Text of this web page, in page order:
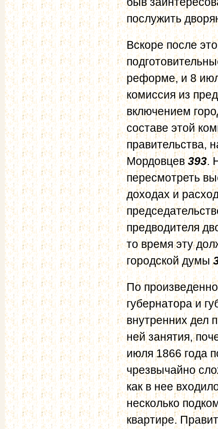
послужить
Вскоре после
реформе, и 8
комиссия из
включением
составе этой
правительства,
Мордовцев393.
пересмотреть
доходах и
предводителя
то время эту
городской думы
По
губернатора и
внутренних дел
ней занятия,
июля 1866 года
чрезвычайно
как в нее
несколько
квартире.